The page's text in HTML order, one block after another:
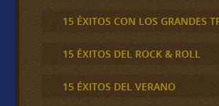
15 ÉXITOS CON LOS GRANDES
15 ÉXITOS DEL ROCK & ROLL
15 ÉXITOS DEL VERANO